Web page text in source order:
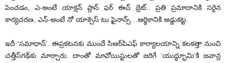
పెంచడం, ఎ-అంటే యాక్షన్ ప్లాన్ ఫర్ ఈచ్ థ్రెట్.. ప్రతి ప్రమాదానికి సరైన
కార్యచరణ, ఎన్-అంటే నో యాక్సెస్ టు ఫైనాన్స్…ఆర్థికానికి అడ్డుకట్ట.
ఇదీ ‘సమాధాన్’. ఈప్రకటనకు ముందే సిఆర్‌పిఎఫ్ కార్యాలయాన్ని కలకత్తా నుంచి
చత్తీస్‌గఢ్‌కు మార్చారు. దాంతో మావోయిస్టులతో జరిగే ‘యుద్ధ్భూమి’కి జవాన్ల